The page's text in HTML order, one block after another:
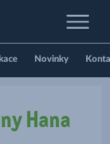
Novinky
Hana